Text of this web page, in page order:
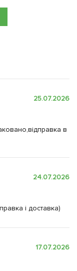
25.07.2026
в
24.07.2026
і доставка)
17.07.2026